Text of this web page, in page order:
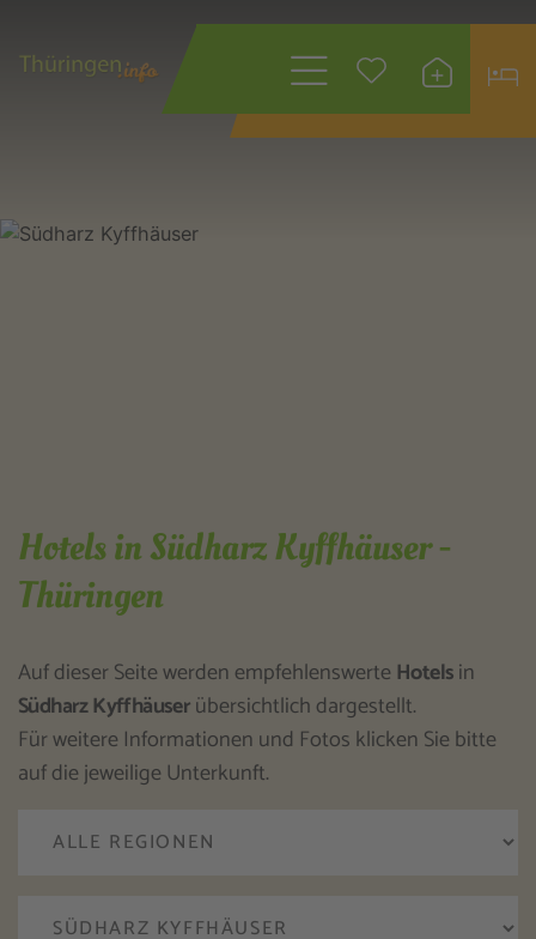
Wonach suchen
Hotels in Südharz Kyffhäuser -
Thüringen
Auf dieser Seite werden empfehlenswerte Hotelsin
Südharz Kyffhäuserübersichtlich dargestellt.
Für weitere Informationen und Fotos klicken Sie bitte
auf die jeweilige Unterkunft.